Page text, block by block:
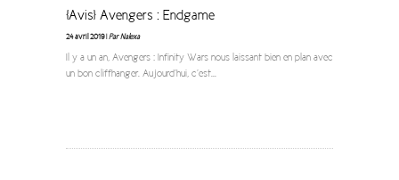
[Avis] Avengers : Endgame
24 avril 2019 |Par Nalexa
Il y a un an, Avengers : Infinity Wars nous laissant bien en plan avec
un bon cliffhanger. Aujourd’hui, c’est...